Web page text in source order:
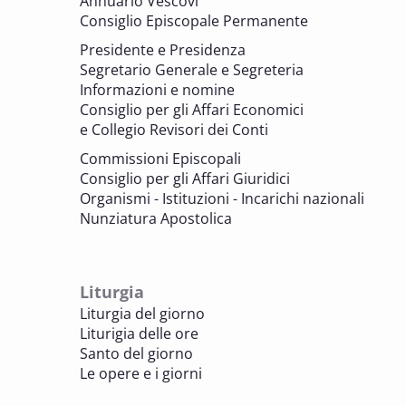
memoria. Artefici di cultura. Archivi
valorizzazione del patrimonio
BENI CULTURALI E EDILIZIA DI CULTO
7 OTTOBRE 2025
Consulta nazionale Beni culturali e Edilizia
di culto
BENI CULTURALI E EDILIZIA DI CULTO
sezione Edilizia di culto
BENI CULTURALI E EDILIZIA DI CULTO
8 OTTOBRE 2025
Incontro online dei Direttori diocesani,
Consiglio Episcopale Permanente
Presidente e Presidenza
Segretario Generale e Segreteria
Informazioni e nomine
Consiglio per gli Affari Economici
e Collegio Revisori dei Conti
Commissioni Episcopali
Consiglio per gli Affari Giuridici
Organismi - Istituzioni - Incarichi nazionali
Nunziatura Apostolica
Liturgia
Liturgia del giorno
Liturigia delle ore
Santo del giorno
Le opere e i giorni